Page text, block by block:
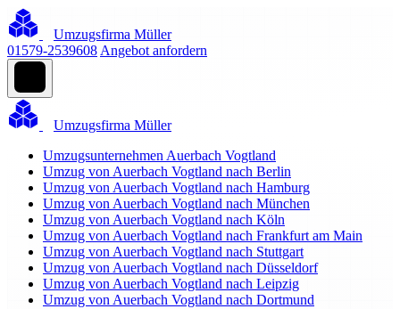
Umzugsfirma Müller
01579-2539608 Angebot anfordern
Umzugsfirma Müller
Umzugsunternehmen Auerbach Vogtland
Umzug von Auerbach Vogtland nach Berlin
Umzug von Auerbach Vogtland nach Hamburg
Umzug von Auerbach Vogtland nach München
Umzug von Auerbach Vogtland nach Köln
Umzug von Auerbach Vogtland nach Frankfurt am Main
Umzug von Auerbach Vogtland nach Stuttgart
Umzug von Auerbach Vogtland nach Düsseldorf
Umzug von Auerbach Vogtland nach Leipzig
Umzug von Auerbach Vogtland nach Dortmund